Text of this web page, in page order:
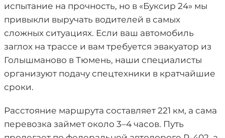
испытание на прочность, но в «Буксир 24» мы
привыкли выручать водителей в самых
сложных ситуациях. Если ваш автомобиль
заглох на трассе и вам требуется эвакуатор из
Голышманово в Тюмень, наши специалисты
организуют подачу спецтехники в кратчайшие
сроки.
Расстояние маршрута составляет 221 км, а сама
перевозка займет около 3–4 часов. Путь